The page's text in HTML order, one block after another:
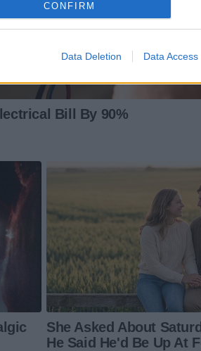
CONFIRM
Data Deletion Data Access